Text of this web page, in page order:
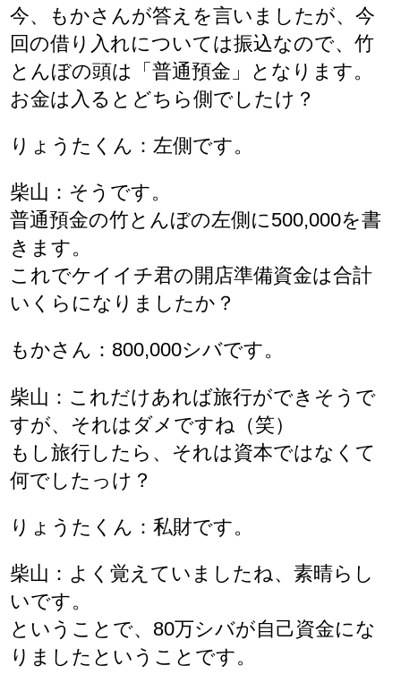
今、もかさんが答えを言いましたが、今
回の借り入れについては振込なので、竹
とんぼの頭は「普通預金」となります。
お金は入るとどちら側でしたけ？
りょうたくん：左側です。
柴山：そうです。
普通預金の竹とんぼの左側に500,000を書
きます。
これでケイイチ君の開店準備資金は合計
いくらになりましたか？
もかさん：800,000シバです。
柴山：これだけあれば旅行ができそうで
すが、それはダメですね（笑）
もし旅行したら、それは資本ではなくて
何でしたっけ？
りょうたくん：私財です。
柴山：よく覚えていましたね、素晴らし
いです。
ということで、80万シバが自己資金にな
りましたということです。